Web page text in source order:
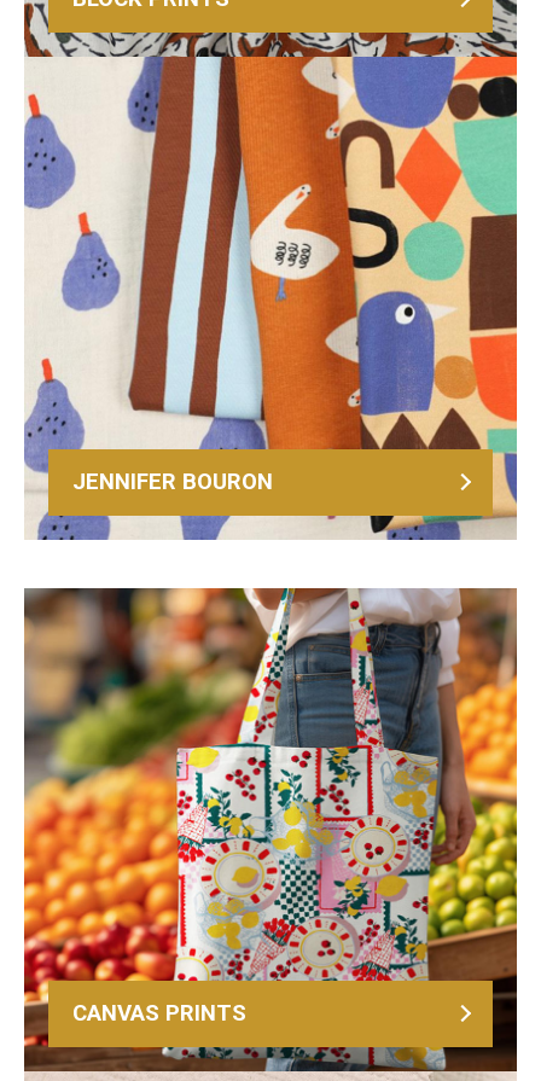
JENNIFER BOURON
CANVAS PRINTS